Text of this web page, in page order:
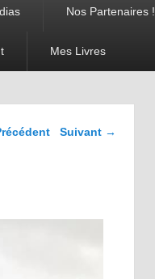
Nos Partenaires !
Mes Livres
Navigation dans les
Suivant →